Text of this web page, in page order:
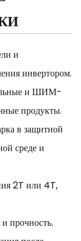
и
инвертором.
и ШИМ-
продукты.
в защитной
среде и
2T или 4T,
прочность.